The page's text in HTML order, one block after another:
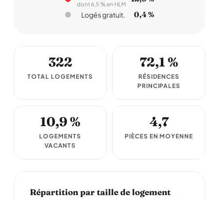
dont 6,5 % en HLM
Logés gratuit. 0,4 %
322
TOTAL LOGEMENTS
72,1 %
RÉSIDENCES
PRINCIPALES
10,9 %
LOGEMENTS
VACANTS
4,7
PIÈCES EN MOYENNE
Répartition par taille de logement